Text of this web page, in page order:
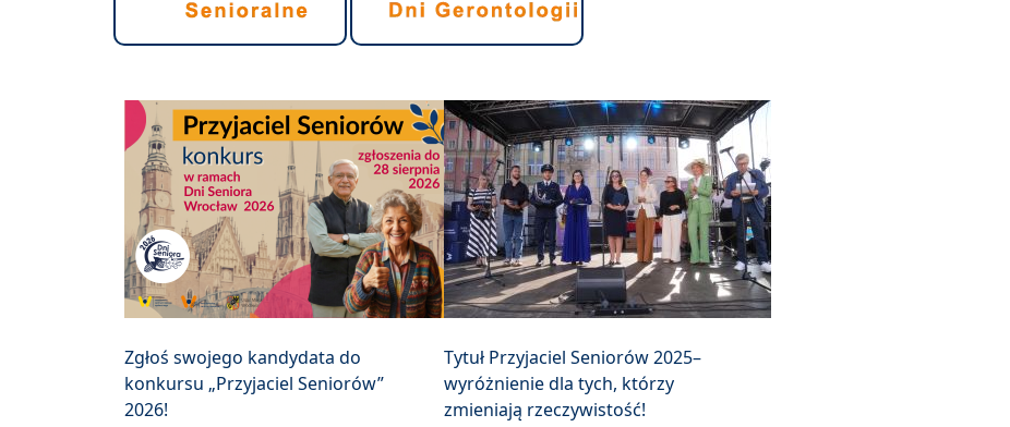
Zgłoś swojego kandydata do
konkursu „Przyjaciel Seniorów”
2026!
Tytuł Przyjaciel Seniorów 2025–
wyróżnienie dla tych, którzy
zmieniają rzeczywistość!